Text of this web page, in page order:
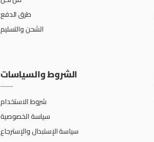
طرق الدفع
الشحن والتسليم
الشروط والسياسات
شروط الاستخدام
سياسة الخصوصية
سياسة الإستبدال والإسترجاع